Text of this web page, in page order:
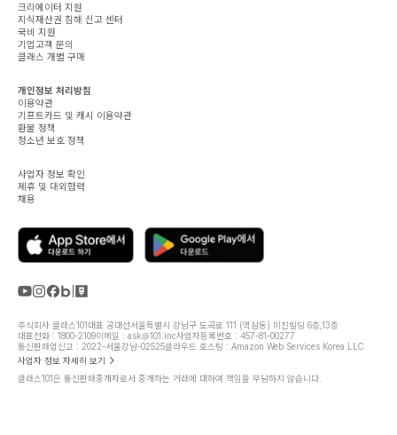
크리에이터 지원
지식재산권 침해 신고 센터
국비 지원
기업고객 문의
클래스 개별 구매
개인정보 처리방침
이용약관
기프트카드 및 캐시 이용약관
환불 정책
청소년 보호 정책
사업자 정보 확인
제휴 및 대외협력
채용
주식회사 클래스101대표 공대선서울특별시 강남구 도곡로 111 (역삼동) 미진빌딩 6층,13층
대표전화 : 1800-2109이메일 : ask@101.inc사업자등록번호 : 457-81-00277
통신판매업신고 : 2022-서울강남-02525클라우드 호스팅 : Amazon Web Services Korea LLC
사업자 정보 자세히 보기
클래스101은 통신판매중개자로서 중개하는 거래에 대하여 책임을 부담하지 않습니다.